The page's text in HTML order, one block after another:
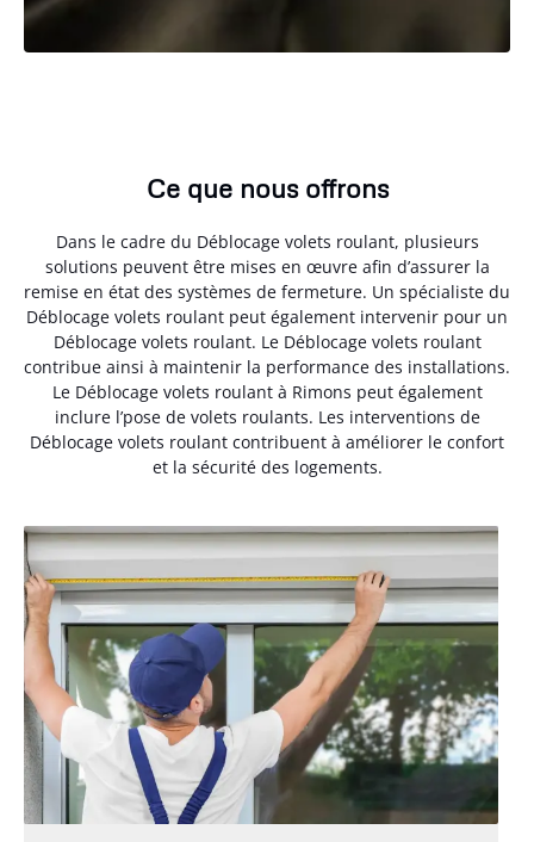
Ce que nous offrons
Dans le cadre du Déblocage volets roulant, plusieurs
solutions peuvent être mises en œuvre afin d’assurer la
remise en état des systèmes de fermeture. Un spécialiste du
Déblocage volets roulant peut également intervenir pour un
Déblocage volets roulant. Le Déblocage volets roulant
contribue ainsi à maintenir la performance des installations.
Le Déblocage volets roulant à Rimons peut également
inclure l’pose de volets roulants. Les interventions de
Déblocage volets roulant contribuent à améliorer le confort
et la sécurité des logements.